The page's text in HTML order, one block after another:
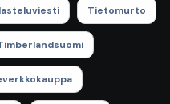
Tietomurto